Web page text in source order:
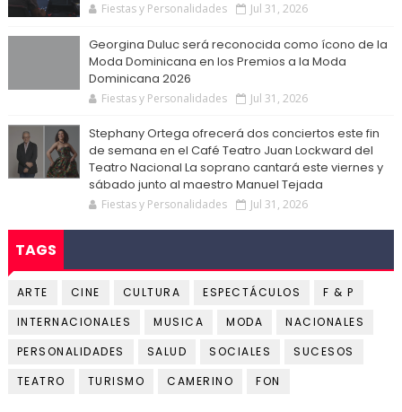
Fiestas y Personalidades Jul 31, 2026
Georgina Duluc será reconocida como ícono de la
Moda Dominicana en los Premios a la Moda
Dominicana 2026
Fiestas y Personalidades Jul 31, 2026
Stephany Ortega ofrecerá dos conciertos este fin
de semana en el Café Teatro Juan Lockward del
Teatro Nacional La soprano cantará este viernes y
sábado junto al maestro Manuel Tejada
Fiestas y Personalidades Jul 31, 2026
TAGS
ARTE CINE CULTURA ESPECTÁCULOS
F & P
INTERNACIONALES
MUSICA MODA
NACIONALES
PERSONALIDADES
SALUD SOCIALES
SUCESOS
TEATRO
TURISMO CAMERINO FON